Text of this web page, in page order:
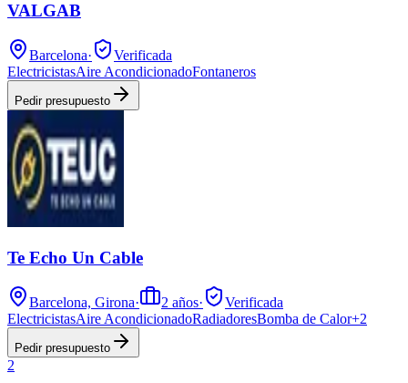
VALGAB
Barcelona·
Verificada
ElectricistasAire AcondicionadoFontaneros
Pedir presupuesto
Te Echo Un Cable
Barcelona, Girona· 2 años·
Verificada
ElectricistasAire AcondicionadoRadiadoresBomba de Calor+2
Pedir presupuesto
2